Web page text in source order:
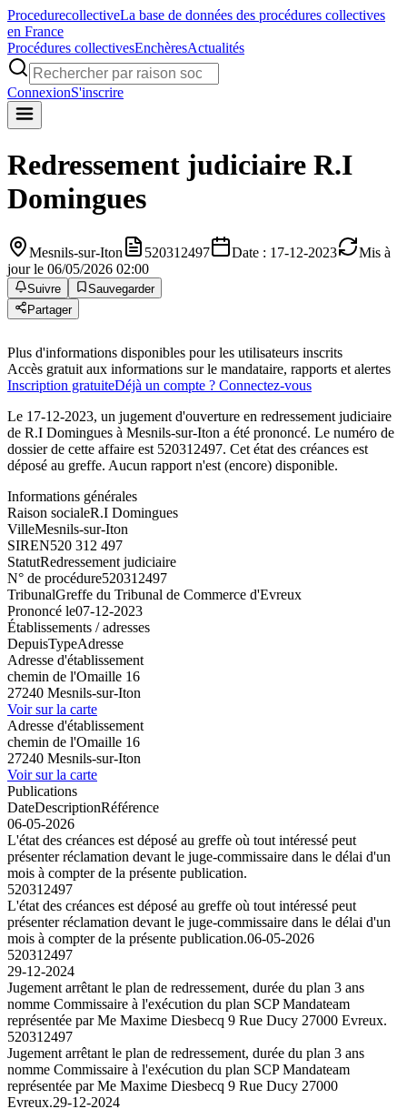
ProcedurecollectiveLa base de données des procédures collectives
en France
Procédures collectivesEnchèresActualités
ConnexionS'inscrire
Redressement judiciaire R.I
Domingues
Mesnils-sur-Iton 520312497 Date : 17-12-2023
Mis à
jour le 06/05/2026 02:00
Suivre
Sauvegarder
Partager
Plus d'informations disponibles pour les utilisateurs inscrits
Accès gratuit aux informations sur le mandataire, rapports et alertes
Inscription gratuiteDéjà un compte ? Connectez-vous
Le 17-12-2023, un jugement d'ouverture en redressement judiciaire
de R.I Domingues à Mesnils-sur-Iton a été prononcé. Le numéro de
dossier de cette affaire est 520312497. Cet état des créances est
déposé au greffe. Aucun rapport n'est (encore) disponible.
Informations générales
Raison socialeR.I Domingues
VilleMesnils-sur-Iton
SIREN520 312 497
StatutRedressement judiciaire
N° de procédure520312497
TribunalGreffe du Tribunal de Commerce d'Evreux
Prononcé le07-12-2023
Établissements / adresses
DepuisTypeAdresse
Adresse d'établissement
chemin de l'Omaille 16
27240 Mesnils-sur-Iton
Voir sur la carte
Adresse d'établissement
chemin de l'Omaille 16
27240 Mesnils-sur-Iton
Voir sur la carte
Publications
DateDescriptionRéférence
06-05-2026
L'état des créances est déposé au greffe où tout intéressé peut
présenter réclamation devant le juge-commissaire dans le délai d'un
mois à compter de la présente publication.
520312497
L'état des créances est déposé au greffe où tout intéressé peut
présenter réclamation devant le juge-commissaire dans le délai d'un
mois à compter de la présente publication.06-05-2026
520312497
29-12-2024
Jugement arrêtant le plan de redressement, durée du plan 3 ans
nomme Commissaire à l'exécution du plan SCP Mandateam
représentée par Me Maxime Diesbecq 9 Rue Ducy 27000 Evreux.
520312497
Jugement arrêtant le plan de redressement, durée du plan 3 ans
nomme Commissaire à l'exécution du plan SCP Mandateam
représentée par Me Maxime Diesbecq 9 Rue Ducy 27000
Evreux.29-12-2024